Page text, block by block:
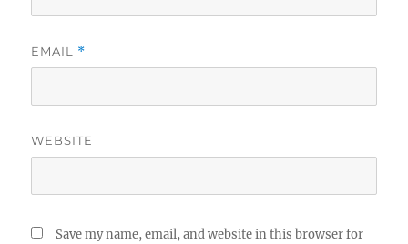
EMAIL *
WEBSITE
Save my name, email, and website in this browser for